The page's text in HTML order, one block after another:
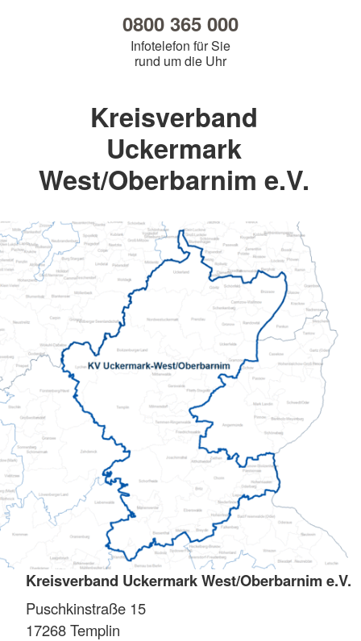
0800 365 000
Infotelefon für Sie
rund um die Uhr
Kreisverband
Uckermark
West/Oberbarnim e.V.
Kreisverband Uckermark West/Oberbarnim e.V.
Puschkinstraße 15
17268Templin